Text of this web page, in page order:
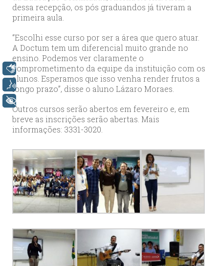
dessa recepção, os pós graduandos já tiveram a
primeira aula.
“Escolhi esse curso por ser a área que quero atuar.
A Doctum tem um diferencial muito grande no
ensino. Podemos ver claramente o
comprometimento da equipe da instituição com os
alunos. Esperamos que isso venha render frutos a
longo prazo”, disse o aluno Lázaro Moraes.
Outros cursos serão abertos em fevereiro e, em
breve as inscrições serão abertas. Mais
informações: 3331-3020.
Libras
Voz